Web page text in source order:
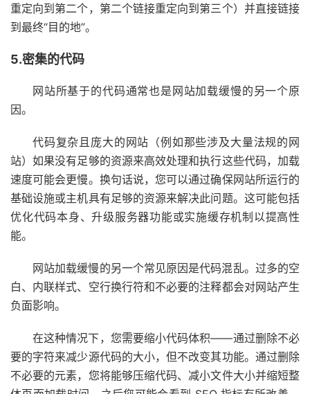
重定向到第二个，第二个链接重定向到第三个）并直接链接
到最终“目的地”。
5.密集的代码
网站所基于的代码通常也是网站加载缓慢的另一个原
因。
代码复杂且庞大的网站（例如那些涉及大量法规的网
站）如果没有足够的资源来高效处理和执行这些代码，加载
速度可能会更慢。换句话说，您可以通过确保网站所运行的
基础设施或主机具有足够的资源来解决此问题。这可能包括
优化代码本身、升级服务器功能或实施缓存机制以提高性
能。
网站加载缓慢的另一个常见原因是代码混乱。过多的空
白、内联样式、空行换行符和不必要的注释都会对网站产生
负面影响。
在这种情况下，您需要缩小代码体积——通过删除不必
要的字符来减少源代码的大小，但不改变其功能。通过删除
不必要的元素，您将能够压缩代码、减小文件大小并缩短整